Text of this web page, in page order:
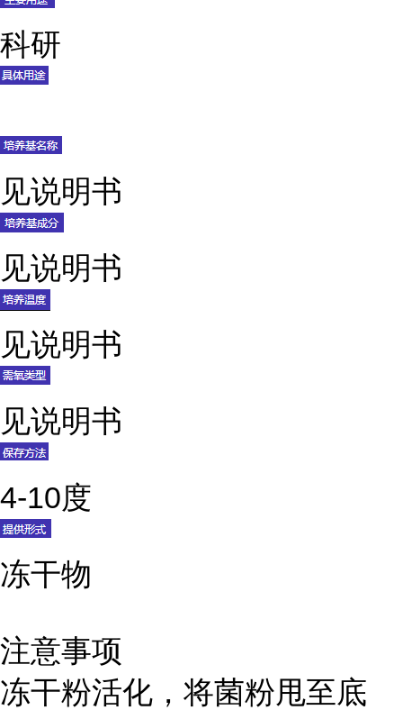
科研
见说明书
见说明书
见说明书
见说明书
4-10度
冻干物
注意事项
冻干粉活化，将菌粉甩至底